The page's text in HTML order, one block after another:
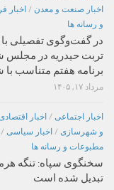
اخبار صنعت و معدن / اخبار
و رسانه ها
در گفت‌وگوی تفصیلی با
برنامه هفتم متناسب
مرداد ۱۷, ۱۴۰۵
اخبار اجتماعی / اخبار اقتصادی
و شهرسازی / اخبار سیاسی /
مطبوعات و رسانه ها
سخنگوی سپاه: تنگه
تبدیل شده است